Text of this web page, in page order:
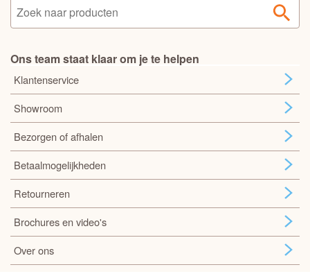
Ons team staat klaar om je te helpen
Klantenservice
Showroom
Bezorgen of afhalen
Betaalmogelijkheden
Retourneren
Brochures en video's
Over ons